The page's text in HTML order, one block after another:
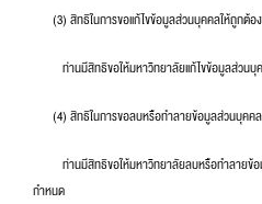
(3) สิทธิในการขอแก้ไขข้อมูลส่วนบุคคลให้ถูกต้อง
ท่านมีสิทธิขอให้มหาวิทยาลัยแก้ไขข้อมูลส่วนบุ
(4) สิทธิในการขอลบหรือทำลายข้อมูลส่วนบุคคล
ท่านมีสิทธิขอให้มหาวิทยาลัยลบหรือทำลายข้อ
กำหนด